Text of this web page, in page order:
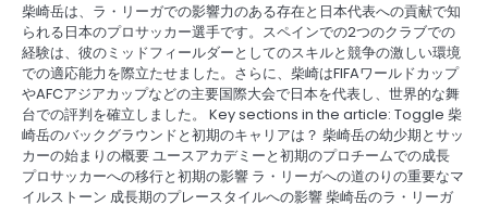
柴崎岳は、ラ・リーガでの影響力のある存在と日本代表への貢献で知
られる日本のプロサッカー選手です。スペインでの2つのクラブでの
経験は、彼のミッドフィールダーとしてのスキルと競争の激しい環境
での適応能力を際立たせました。さらに、柴崎はFIFAワールドカップ
やAFCアジアカップなどの主要国際大会で日本を代表し、世界的な舞
台での評判を確立しました。 Key sections in the article: Toggle 柴
崎岳のバックグラウンドと初期のキャリアは？ 柴崎岳の幼少期とサッ
カーの始まりの概要 ユースアカデミーと初期のプロチームでの成長
プロサッカーへの移行と初期の影響 ラ・リーガへの道のりの重要なマ
イルストーン 成長期のプレースタイルへの影響 柴崎岳のラ・リーガ